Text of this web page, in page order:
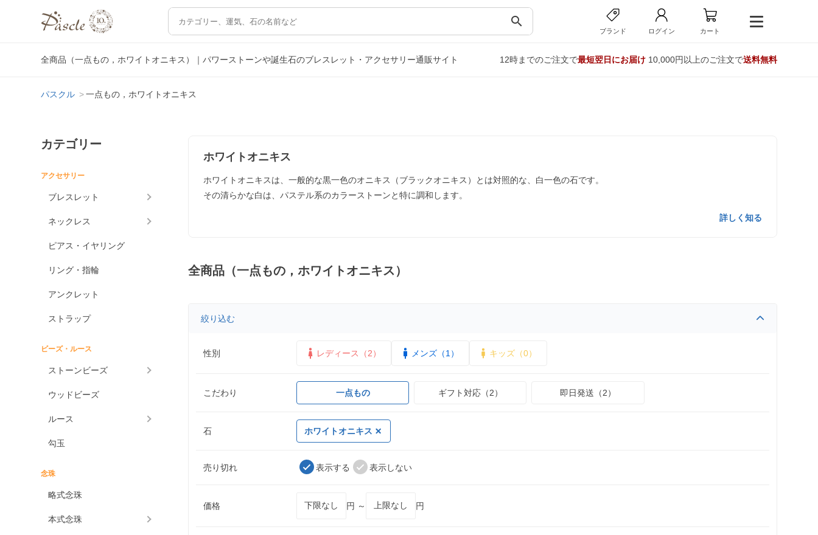
search
ブランド ログイン カート
全商品（一点もの，ホワイトオニキス）｜パワーストーンや誕生石のブレスレット・アクセサリー通販サイト 12時までのご注文で最短翌日にお届け10,000円以上のご注文で送料無料
パスクル 一点もの，ホワイトオニキス
カテゴリー
アクセサリー
ブレスレット
ネックレス
ピアス・イヤリング
リング・指輪
アンクレット
ストラップ
ビーズ・ルース
ストーンビーズ
ウッドビーズ
ルース
勾玉
念珠
略式念珠
本式念珠
ホワイトオニキス
ホワイトオニキスは、一般的な黒一色のオニキス（ブラックオニキス）とは対照的な、白一色の石です。
その清らかな白は、パステル系のカラーストーンと特に調和します。
詳しく知る
全商品（一点もの，ホワイトオニキス）
絞り込む
性別 レディース（2） メンズ（1） キッズ（0）
こだわり 一点もの ギフト対応（2） 即日発送（2）
石 ホワイトオニキス
売り切れ 表示する 表示しない
価格 円 ～ 円